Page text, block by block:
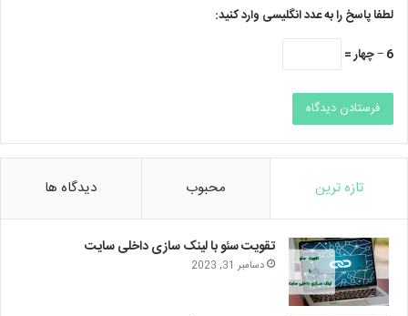
لطفا پاسخ را به عدد انگلیسی وارد کنید:
6 − چهار =
تازه ترین محبوب دیدگاه ها
تقویت سئو با لینک سازی داخلی سایت
دسامبر 31, 2023